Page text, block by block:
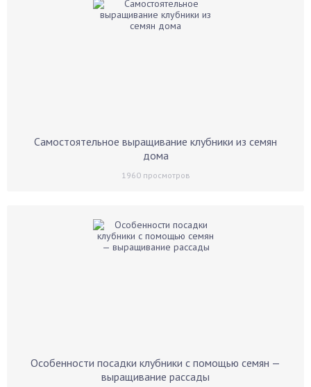
Самостоятельное выращивание клубники из семян
дома
1960просмотров
Особенности посадки клубники с помощью семян —
выращивание рассады